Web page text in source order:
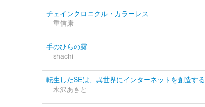
チェインクロニクル・カラーレス
重信康
手のひらの露
shachi
転生したSEは、異世界にインターネットを創造する
水沢あきと